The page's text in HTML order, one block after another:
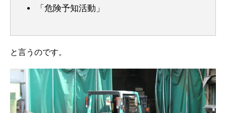
「危険予知活動」
と言うのです。